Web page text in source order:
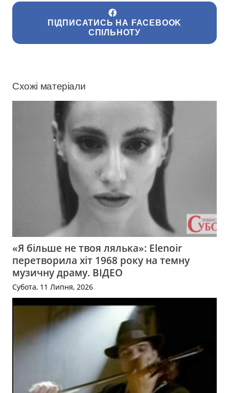
ПІДПИСАТИСЬ НА FACEBOOK
СПІЛЬНОТУ
Схожі матеріали
«Я більше не твоя лялька»: Elenoir
перетворила хіт 1968 року на темну
музичну драму. ВІДЕО
Субота, 11 Липня, 2026